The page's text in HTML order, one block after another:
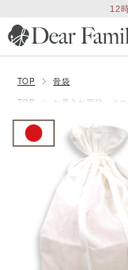
12
TOP
骨袋
TOP
お手入れ用品・そ
TOP
骨壷・ミニ骨壷